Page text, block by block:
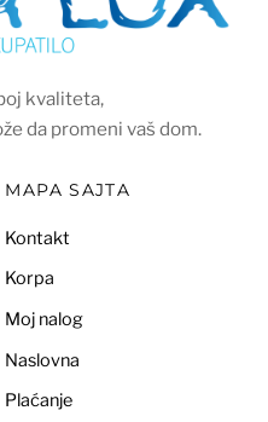
kvaliteta,
da promeni vaš dom.
MAPA SAJTA
Kontakt
Korpa
Moj nalog
Naslovna
Plaćanje